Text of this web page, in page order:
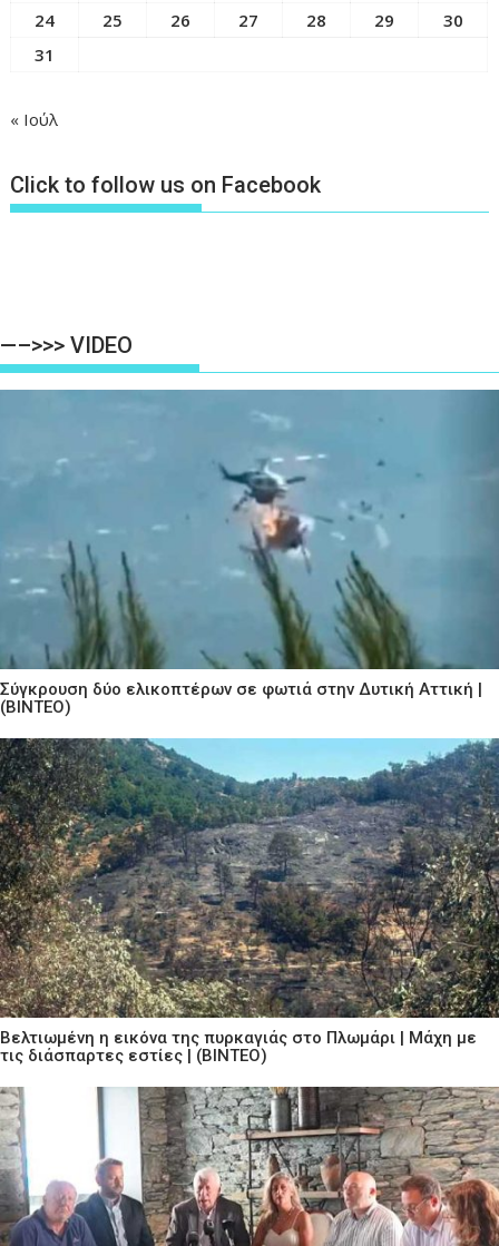
24
25 26 27 28 29
30
31
« Ιούλ
Click to follow us on Facebook
—–>>> VIDEO
Σύγκρουση δύο ελικοπτέρων σε φωτιά στην Δυτική Αττική |
(ΒΙΝΤΕΟ)
Βελτιωμένη η εικόνα της πυρκαγιάς στο Πλωμάρι | Μάχη με
τις διάσπαρτες εστίες | (ΒΙΝΤΕΟ)